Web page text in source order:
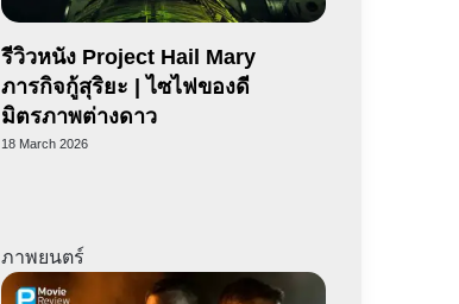
รีวิวหนัง Project Hail Mary
ภารกิจกู้สุริยะ | ไซไฟของดี
มิตรภาพต่างดาว
18 March 2026
ภาพยนตร์